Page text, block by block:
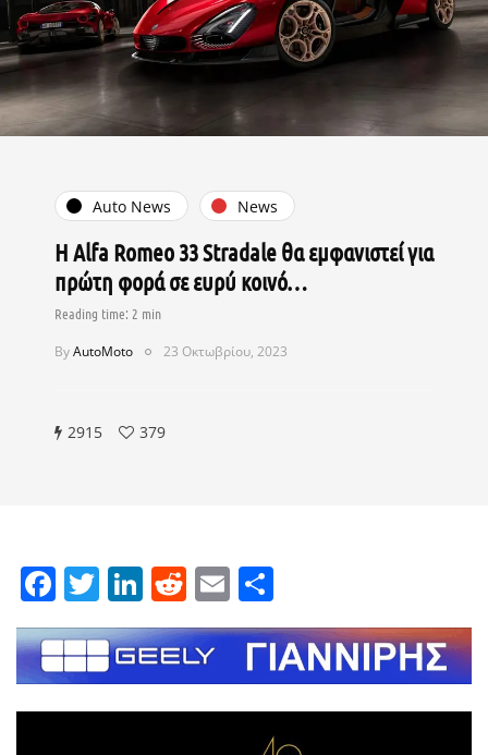
Auto News News
H Alfa Romeo 33 Stradale θα εμφανιστεί για
πρώτη φορά σε ευρύ κοινό…
ByAutoMoto 23 Οκτωβρίου, 2023
2915 379
Facebook
Twitter
LinkedIn
Reddit
Email